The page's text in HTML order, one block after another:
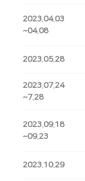
2023.04.03
~04.08
2023.05.28
2023.07.24
~7.28
2023.09.18
~09.23
2023.10.29